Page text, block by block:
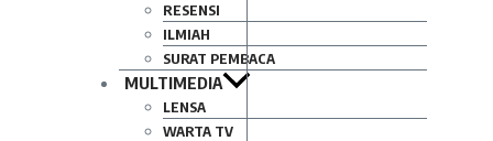
RESENSI
ILMIAH
SURAT PEMBACA
MULTIMEDIA
LENSA
WARTA TV